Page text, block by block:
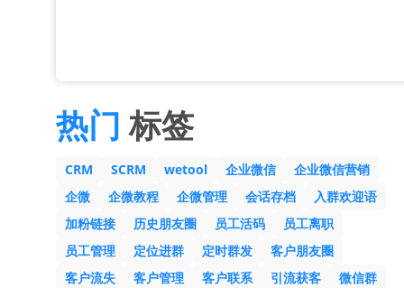
热门 标签
CRM SCRM wetool 企业微信
企业微信营销
企微
企微教程 企微管理 会话存档
入群欢迎语
加粉链接
历史朋友圈 员工活码
员工离职
员工管理
定位进群 定时群发
客户朋友圈
客户流失
客户管理 客户联系 引流获客
微信群